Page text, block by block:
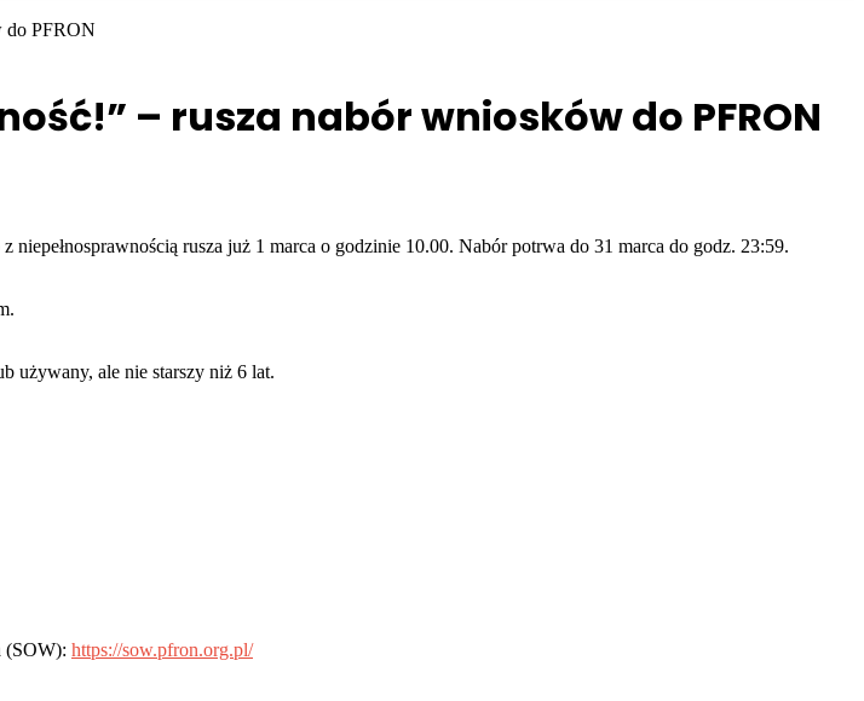
do PFRON
– rusza nabór wniosków do PFRON
rusza już 1 marca o godzinie 10.00. Nabór potrwa do 31 marca do godz. 23:59.
używany, ale nie starszy niż 6 lat.
(SOW): https://sow.pfron.org.pl/